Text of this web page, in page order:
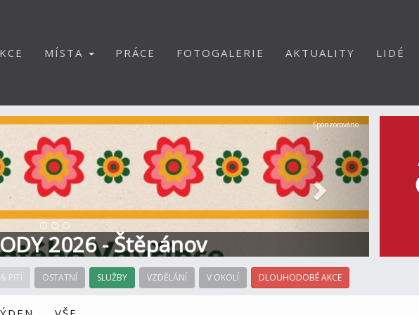
MÍSTA PRÁCE FOTOGALERIE AKTUALITY LIDÉ
2026 - Štěpánov
Další
Sponzorováno
PITÍ OSTATNÍ SLUŽBY VZDĚLÁNÍ V OKOLÍ DLOUHODOBÉ AKCE